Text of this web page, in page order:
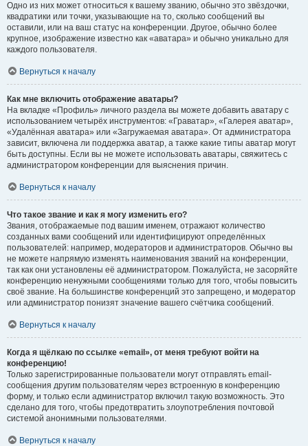
Одно из них может относиться к вашему званию, обычно это звёздочки,
квадратики или точки, указывающие на то, сколько сообщений вы
оставили, или на ваш статус на конференции. Другое, обычно более
крупное, изображение известно как «аватара» и обычно уникально для
каждого пользователя.
Вернуться к началу
Как мне включить отображение аватары?
На вкладке «Профиль» личного раздела вы можете добавить аватару с
использованием четырёх инструментов: «Граватар», «Галерея аватар»,
«Удалённая аватара» или «Загружаемая аватара». От администратора
зависит, включена ли поддержка аватар, а также какие типы аватар могут
быть доступны. Если вы не можете использовать аватары, свяжитесь с
администратором конференции для выяснения причин.
Вернуться к началу
Что такое звание и как я могу изменить его?
Звания, отображаемые под вашим именем, отражают количество
созданных вами сообщений или идентифицируют определённых
пользователей: например, модераторов и администраторов. Обычно вы
не можете напрямую изменять наименования званий на конференции,
так как они установлены её администратором. Пожалуйста, не засоряйте
конференцию ненужными сообщениями только для того, чтобы повысить
своё звание. На большинстве конференций это запрещено, и модератор
или администратор понизят значение вашего счётчика сообщений.
Вернуться к началу
Когда я щёлкаю по ссылке «email», от меня требуют войти на
конференцию!
Только зарегистрированные пользователи могут отправлять email-
сообщения другим пользователям через встроенную в конференцию
форму, и только если администратор включил такую возможность. Это
сделано для того, чтобы предотвратить злоупотребления почтовой
системой анонимными пользователями.
Вернуться к началу